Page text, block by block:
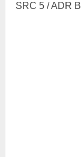
SRC 5 / ADR